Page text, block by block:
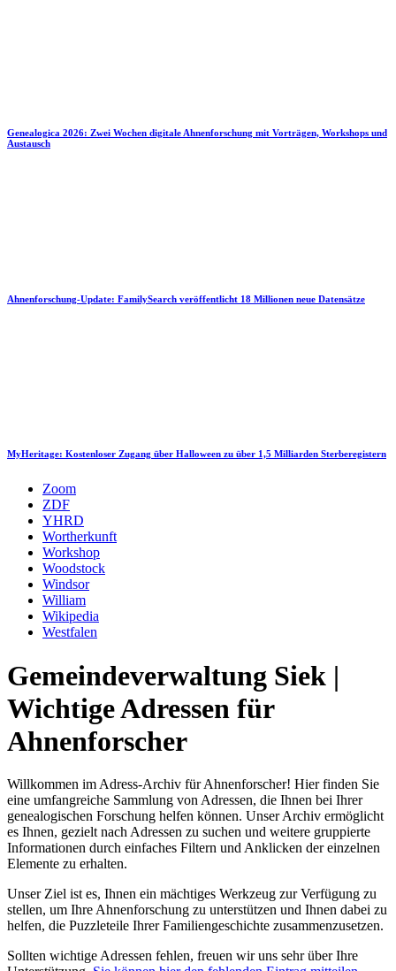
Genealogica 2026: Zwei Wochen digitale Ahnenforschung mit Vorträgen, Workshops und
Austausch
Ahnenforschung-Update: FamilySearch veröffentlicht 18 Millionen neue Datensätze
MyHeritage: Kostenloser Zugang über Halloween zu über 1,5 Milliarden Sterberegistern
Zoom
ZDF
YHRD
Wortherkunft
Workshop
Woodstock
Windsor
William
Wikipedia
Westfalen
Gemeindeverwaltung Siek |
Wichtige Adressen für
Ahnenforscher
Willkommen im Adress-Archiv für Ahnenforscher! Hier finden Sie
eine umfangreiche Sammlung von Adressen, die Ihnen bei Ihrer
genealogischen Forschung helfen können. Unser Archiv ermöglicht
es Ihnen, gezielt nach Adressen zu suchen und weitere gruppierte
Informationen durch einfaches Filtern und Anklicken der einzelnen
Elemente zu erhalten.
Unser Ziel ist es, Ihnen ein mächtiges Werkzeug zur Verfügung zu
stellen, um Ihre Ahnenforschung zu unterstützen und Ihnen dabei zu
helfen, die Puzzleteile Ihrer Familiengeschichte zusammenzusetzen.
Sollten wichtige Adressen fehlen, freuen wir uns sehr über Ihre